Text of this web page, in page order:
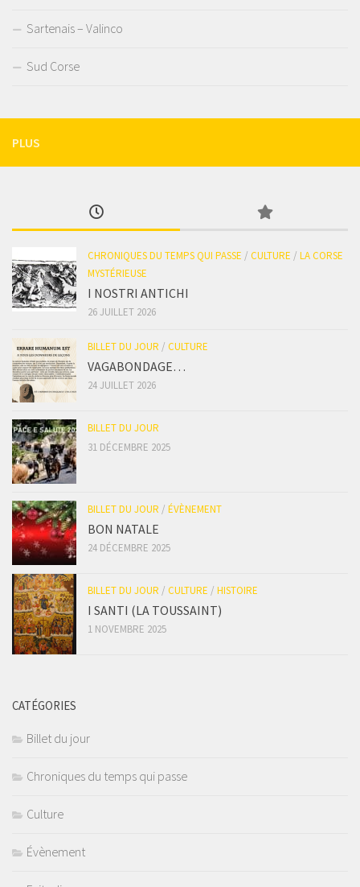
Sartenais – Valinco
Sud Corse
PLUS
CHRONIQUES DU TEMPS QUI PASSE / CULTURE / LA CORSE
MYSTÉRIEUSE
I NOSTRI ANTICHI
26 JUILLET 2026
BILLET DU JOUR / CULTURE
VAGABONDAGE…
24 JUILLET 2026
BILLET DU JOUR
31 DÉCEMBRE 2025
BILLET DU JOUR / ÉVÈNEMENT
BON NATALE
24 DÉCEMBRE 2025
BILLET DU JOUR / CULTURE / HISTOIRE
I SANTI (LA TOUSSAINT)
1 NOVEMBRE 2025
CATÉGORIES
Billet du jour
Chroniques du temps qui passe
Culture
Évènement